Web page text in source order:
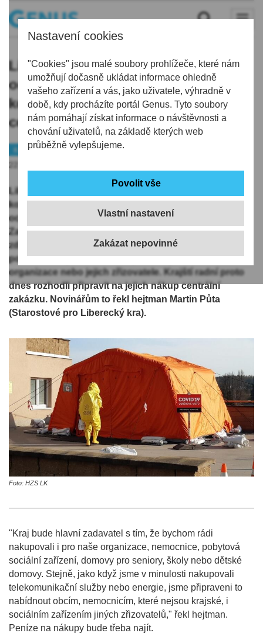
Nastavení cookies
"Cookies" jsou malé soubory prohlížeče, které nám
umožňují dočasně ukládat informace ohledně
vašeho zařízení a vás, jako uživatele, výhradně v
době, kdy procházíte portál Genus. Tyto soubory
nám pomáhají získat informace o návštěvnosti a
chování uživatelů, na základě kterých web
průběžně vylepšujeme.
Vlastní nastavení
Liberecký kraj potřebuje týdně
ochranné prostředky za 15 milionů
korun, na jejich nákup připravuje
centrální zakázku
Koronavirus
Kraj
Peníze
22.04.2020 | 14:59
Liberecký kraj spotřebuje v souvislosti s
koronavirovou pandemií podle prvních odhadů týdně
ochranné prostředky za zhruba 15 milionů korun.
Zatím velkou část zajišťují ministerstva vnitra a
zdravotnictví, po skončení nouzového stavu ale přejde
povinnost zajistit ochranné pomůcky na samotné
organizace nebo jejich zřizovatele. Krajští radní proto
dnes rozhodli připravit na jejich nákup centrální
zakázku. Novinářům to řekl hejtman Martin Půta
(Starostové pro Liberecký kra).
Foto: HZS LK
"Kraj bude hlavní zadavatel s tím, že bychom rádi
nakupovali i pro naše organizace, nemocnice, pobytová
sociální zařízení, domovy pro seniory, školy nebo dětské
domovy. Stejně, jako když jsme v minulosti nakupovali
telekomunikační služby nebo energie, jsme připraveni to
nabídnout obcím, nemocnicím, které nejsou krajské, i
sociálním zařízením jiných zřizovatelů," řekl hejtman.
Peníze na nákupy bude třeba najít.